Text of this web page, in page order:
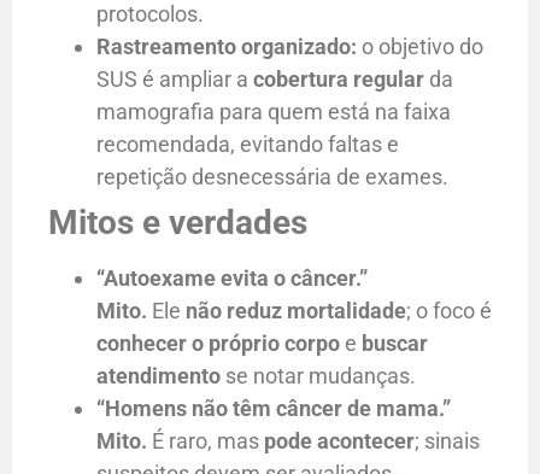
protocolos.
Rastreamento organizado: o objetivo do
SUS é ampliar a cobertura regular da
mamografia para quem está na faixa
recomendada, evitando faltas e
repetição desnecessária de exames.
Mitos e verdades
“Autoexame evita o câncer.”
Mito. Ele não reduz mortalidade; o foco é
conhecer o próprio corpo e buscar
atendimento se notar mudanças.
“Homens não têm câncer de mama.”
Mito. É raro, mas pode acontecer; sinais